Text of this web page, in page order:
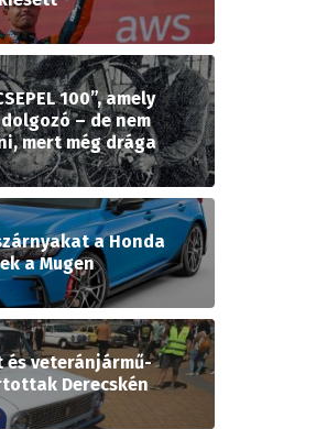
100”, amely
– de nem
mert még drága
a Honda
a Mugen
és veteránjármű-
Derecskén